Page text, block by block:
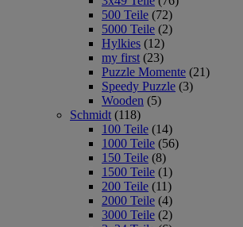
500 Teile (72)
5000 Teile (2)
Hylkies (12)
my first (23)
Puzzle Momente (21)
Speedy Puzzle (3)
Wooden (5)
Schmidt (118)
100 Teile (14)
1000 Teile (56)
150 Teile (8)
1500 Teile (1)
200 Teile (11)
2000 Teile (4)
3000 Teile (2)